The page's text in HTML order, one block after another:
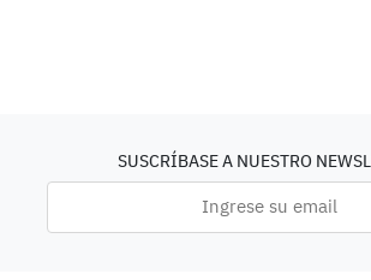
SUSCRÍBASE A NUESTRO